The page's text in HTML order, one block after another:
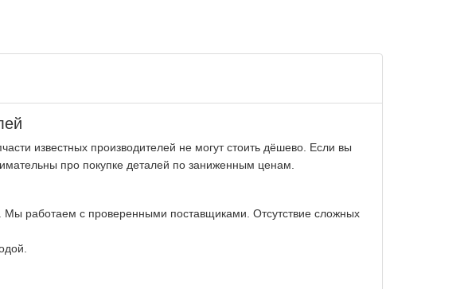
известных производителей не могут стоить дёшево. Если вы
про покупке деталей по заниженным ценам.
работаем с проверенными поставщиками. Отсутствие сложных